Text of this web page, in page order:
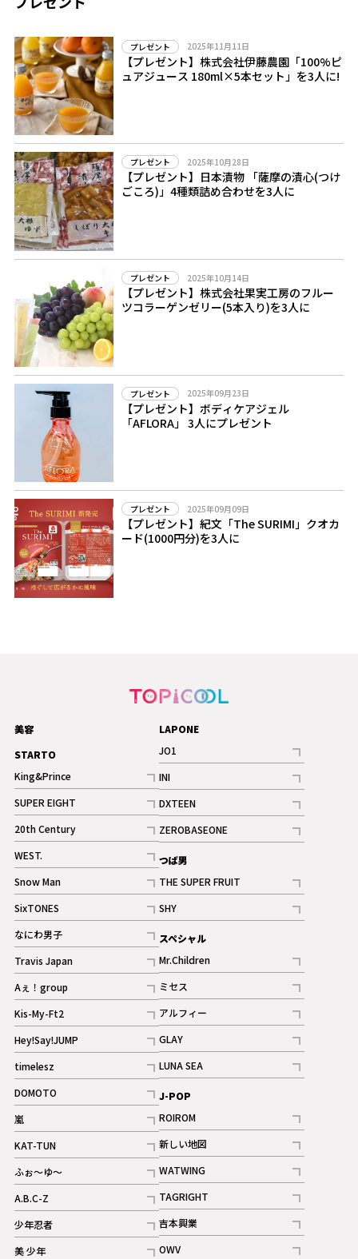
プレゼント 2025年11月11日
【プレゼント】株式会社伊藤農園「100%ピ
ュアジュース 180ml×5本セット」を3人に!
プレゼント 2025年10月28日
【プレゼント】日本漬物 「薩摩の漬心(つけ
ごころ)」4種類詰め合わせを3人に
プレゼント 2025年10月14日
【プレゼント】株式会社果実工房のフルー
ツコラーゲンゼリー(5本入り)を3人に
プレゼント 2025年09月23日
【プレゼント】ボディケアジェル
「AFLORA」 3人にプレゼント
プレゼント 2025年09月09日
【プレゼント】紀文「The SURIMI」クオカ
ード(1000円分)を3人に
美容
STARTO
King&Prince
記事
SUPER EIGHT
記事
20th Century
記事
WEST.
記事
Snow Man
記事
ギャラリー
SixTONES
記事
ギャラリー
なにわ男子
記事
Travis Japan
記事
Aぇ！group
記事
Kis-My-Ft2
記事
ギャラリー
Hey!Say!JUMP
記事
timelesz
記事
DOMOTO
記事
嵐
記事
KAT-TUN
記事
ふぉ～ゆ～
記事
A.B.C-Z
記事
ギャラリー
少年忍者
記事
美 少年
LAPONE
JO1
記事
INI
記事
ギャラリー
DXTEEN
記事
ギャラリー
ZEROBASEONE
記事
つば男
THE SUPER FRUIT
記事
SHY
記事
スペシャル
Mr.Children
記事
ミセス
記事
アルフィー
記事
GLAY
記事
LUNA SEA
記事
J-POP
ROIROM
記事
新しい地図
記事
WATWING
記事
TAGRIGHT
記事
吉本興業
記事
OWV